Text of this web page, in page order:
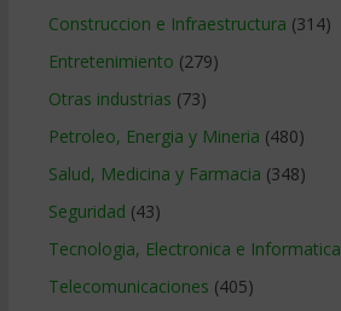
Construccion e Infraestructura (314)
Entretenimiento (279)
Otras industrias (73)
Petroleo, Energia y Mineria (480)
Salud, Medicina y Farmacia (348)
Seguridad (43)
Tecnologia, Electronica e Informatica
Telecomunicaciones (405)